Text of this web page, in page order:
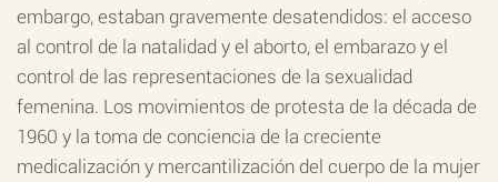
embargo, estaban gravemente desatendidos: el acceso
al control de la natalidad y el aborto, el embarazo y el
control de las representaciones de la sexualidad
femenina. Los movimientos de protesta de la década de
1960 y la toma de conciencia de la creciente
medicalización y mercantilización del cuerpo de la mujer